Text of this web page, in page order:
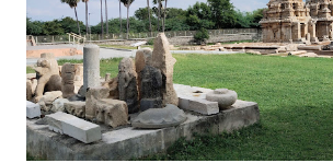
காரைக்குடி ஹெரிடேஜ் ரோட்டரி கிளப், மற்றும்
திறனாளிகளுக்கான மல்டிமோடல் மெட்டீரியல்
மற்றும் ஐடி மற்றும் ஆட்டிசத்திற்கான
சிறப்புப் பள்ளி சார்பில் இந்த ஆணடு விழா